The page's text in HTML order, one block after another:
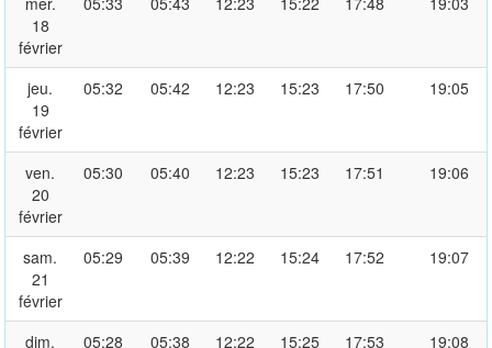
18
février
jeu.
19
février
05:32 05:42 12:23 15:23 17:50 19:05
ven.
20
février
05:30 05:40 12:23 15:23 17:51 19:06
sam.
21
février
05:29 05:39 12:22 15:24 17:52 19:07
dim.
05:28 05:38 12:22 15:25 17:53 19:08